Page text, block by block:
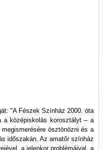
"A Fészek Színház 2000. óta
a középiskolás korosztályt – a
ösztönözni és a
időszakán. Az amatőr színház
a jelenkor problémáival, a